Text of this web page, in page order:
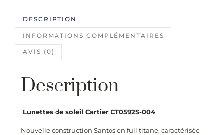
DESCRIPTION
INFORMATIONS COMPLÉMENTAIRES
AVIS (0)
Description
Lunettes de soleil Cartier CT0592S-004
Nouvelle construction Santos en full titane, caractérisée